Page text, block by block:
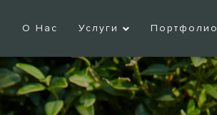
О Нас Услуги Портфолио